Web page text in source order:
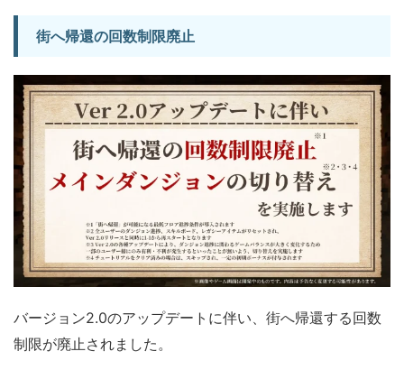
街へ帰還の回数制限廃止
バージョン2.0のアップデートに伴い、街へ帰還する回数
制限が廃止されました。